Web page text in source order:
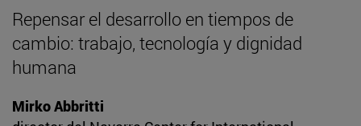
Repensar el desarrollo en tiempos de
cambio: trabajo, tecnología y dignidad
humana
Mirko Abbritti